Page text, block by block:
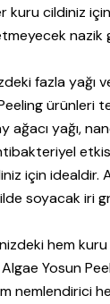
kuru cildiniz
nazik
fazla yağı
ürünleri
ağacı yağı,
için idealdir.
soyacak iri
hem kuru
Yosun
nemlendirici